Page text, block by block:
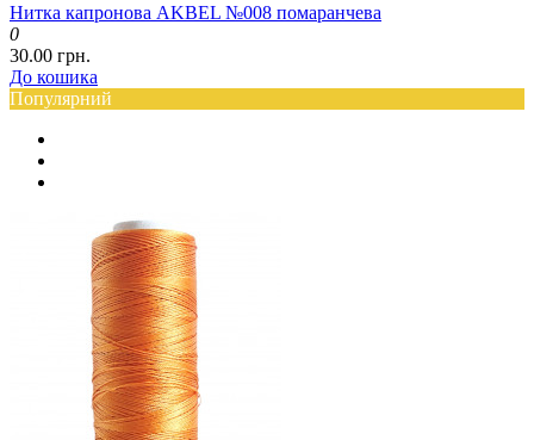
Нитка капронова AKBEL №008 помаранчева
0
30.00 грн.
До кошика
Популярний